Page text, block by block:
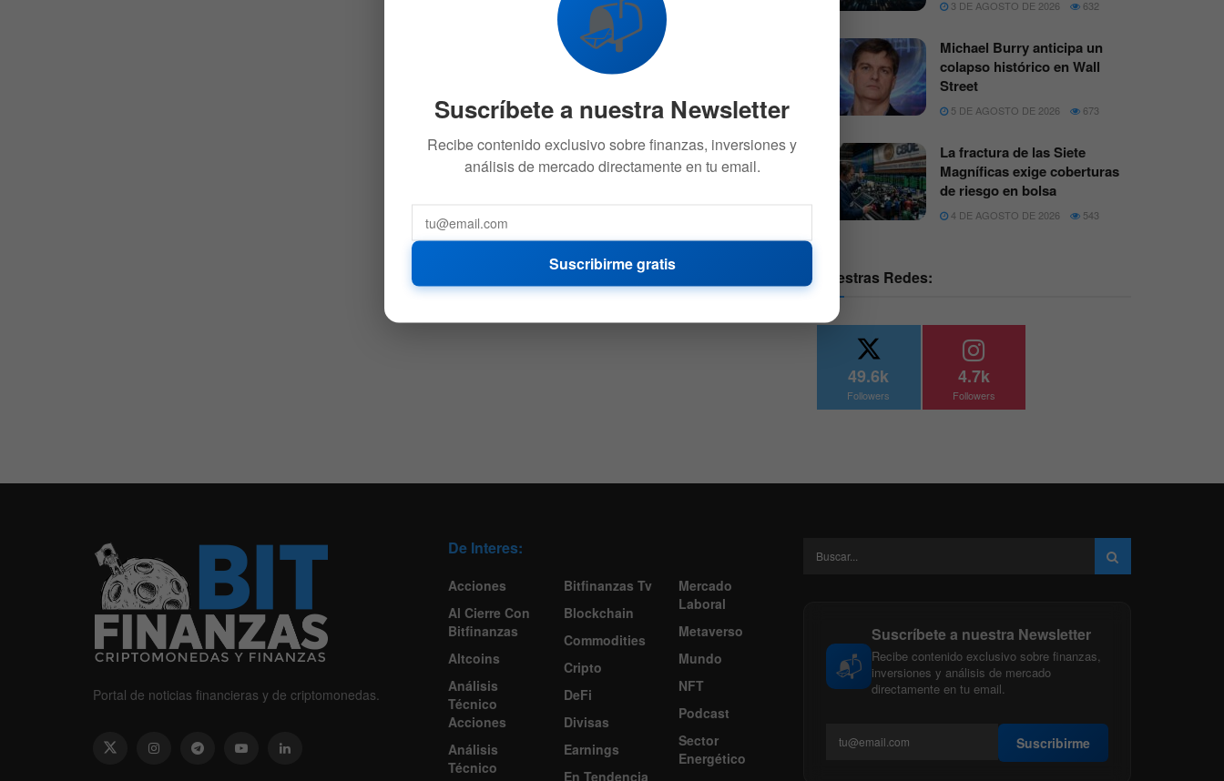
3 DE AGOSTO DE 2026 632
Michael Burry anticipa un
colapso histórico en Wall
Street
5 DE AGOSTO DE 2026 673
La fractura de las Siete
Magníficas exige coberturas
de riesgo en bolsa
4 DE AGOSTO DE 2026 543
Nuestras Redes:
49.6k
Followers
4.7k
Followers
Portal de noticias financieras y de criptomonedas.
De Interes:
Acciones
Al Cierre Con
Bitfinanzas
Altcoins
Análisis
Técnico
Acciones
Análisis
Técnico
Bitfinanzas Tv
Blockchain
Commodities
Cripto
DeFi
Divisas
Earnings
En Tendencia
Mercado
Laboral
Metaverso
Mundo
NFT
Podcast
Sector
Energético
📬
Suscríbete a nuestra Newsletter
Recibe contenido exclusivo sobre finanzas,
inversiones y análisis de mercado
directamente en tu email.
Suscribirme
📬
Suscríbete a nuestra Newsletter
Recibe contenido exclusivo sobre finanzas, inversiones y
análisis de mercado directamente en tu email.
Suscribirme gratis